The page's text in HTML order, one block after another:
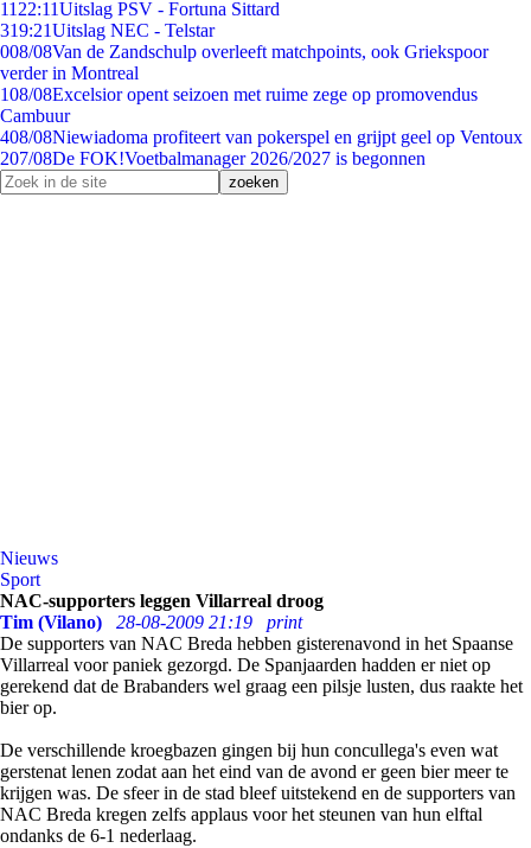
11 22:11Uitslag PSV - Fortuna Sittard
319:21Uitslag NEC - Telstar
008/08Van de Zandschulp overleeft matchpoints, ook Griekspoor
verder in Montreal
108/08Excelsior opent seizoen met ruime zege op promovendus
Cambuur
408/08Niewiadoma profiteert van pokerspel en grijpt geel op Ventoux
207/08De FOK!Voetbalmanager 2026/2027 is begonnen
Nieuws
Sport
NAC-supporters leggen Villarreal droog
Tim (Vilano)
28-08-2009 21:19
print
De supporters van NAC Breda hebben gisterenavond in het Spaanse
Villarreal voor paniek gezorgd. De Spanjaarden hadden er niet op
gerekend dat de Brabanders wel graag een pilsje lusten, dus raakte het
bier op.
De verschillende kroegbazen gingen bij hun concullega's even wat
gerstenat lenen zodat aan het eind van de avond er geen bier meer te
krijgen was. De sfeer in de stad bleef uitstekend en de supporters van
NAC Breda kregen zelfs applaus voor het steunen van hun elftal
ondanks de 6-1 nederlaag.